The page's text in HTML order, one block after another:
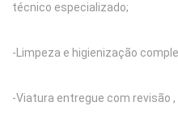
técnico especializado;
-Limpeza e higienização
-Viatura entregue com revisão